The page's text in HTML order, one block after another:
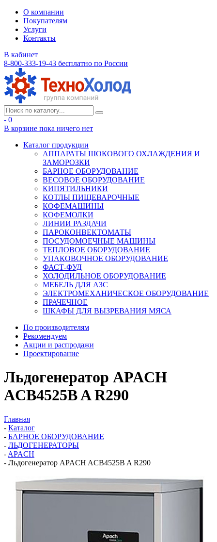
О компании
Покупателям
Услуги
Контакты
В кабинет
8-800-333-19-43 бесплатно по России
- 0
В корзине пока ничего нет
Каталог продукции
АППАРАТЫ ШОКОВОГО ОХЛАЖДЕНИЯ И
ЗАМОРОЗКИ
БАРНОЕ ОБОРУДОВАНИЕ
ВЕСОВОЕ ОБОРУДОВАНИЕ
КИПЯТИЛЬНИКИ
КОТЛЫ ПИЩЕВАРОЧНЫЕ
КОФЕМАШИНЫ
КОФЕМОЛКИ
ЛИНИИ РАЗДАЧИ
ПАРОКОНВЕКТОМАТЫ
ПОСУДОМОЕЧНЫЕ МАШИНЫ
ТЕПЛОВОЕ ОБОРУДОВАНИЕ
УПАКОВОЧНОЕ ОБОРУДОВАНИЕ
ФАСТ-ФУД
ХОЛОДИЛЬНОЕ ОБОРУДОВАНИЕ
МЕБЕЛЬ ДЛЯ АЗС
ЭЛЕКТРОМЕХАНИЧЕСКОЕ ОБОРУДОВАНИЕ
ПРАЧЕЧНОЕ
ШКАФЫ ДЛЯ ВЫЗРЕВАНИЯ МЯСА
По производителям
Рекомендуем
Акции и распродажи
Проектирование
Льдогенератор APACH
ACB4525B A R290
Главная
- Каталог
- БАРНОЕ ОБОРУДОВАНИЕ
- ЛЬДОГЕНЕРАТОРЫ
- APACH
- Льдогенератор APACH ACB4525B A R290